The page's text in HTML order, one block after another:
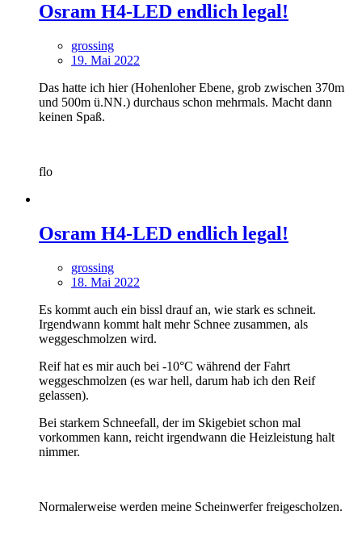
Osram H4-LED endlich legal!
grossing
19. Mai 2022
Das hatte ich hier (Hohenloher Ebene, grob zwischen 370m
und 500m ü.NN.) durchaus schon mehrmals. Macht dann
keinen Spaß.
flo
Osram H4-LED endlich legal!
grossing
18. Mai 2022
Es kommt auch ein bissl drauf an, wie stark es schneit.
Irgendwann kommt halt mehr Schnee zusammen, als
weggeschmolzen wird.
Reif hat es mir auch bei -10°C während der Fahrt
weggeschmolzen (es war hell, darum hab ich den Reif
gelassen).
Bei starkem Schneefall, der im Skigebiet schon mal
vorkommen kann, reicht irgendwann die Heizleistung halt
nimmer.
Normalerweise werden meine Scheinwerfer freigescholzen.